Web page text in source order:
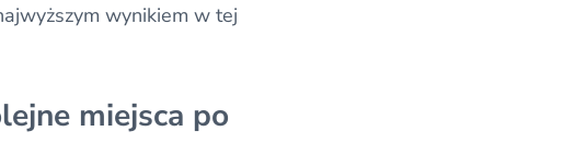
wynikiem w tej
miejsca po